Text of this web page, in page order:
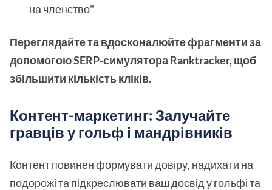
на членство"
Переглядайте та вдосконалюйте фрагменти за
допомогою SERP-симулятора Ranktracker, щоб
збільшити кількість кліків.
Контент-маркетинг: Залучайте
гравців у гольф і мандрівників
Контент повинен формувати довіру, надихати на
подорожі та підкреслювати ваш досвід у гольфі та